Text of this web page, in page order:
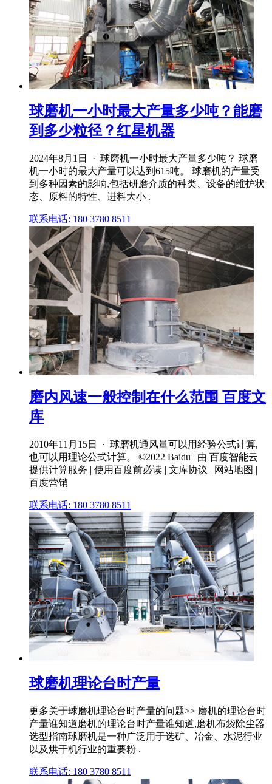
球磨机一小时最大产量多少吨？能磨
到多少粒径？红星机器
2024年8月1日 · 球磨机一小时最大产量多少吨？ 球磨
机一小时的最大产量可以达到615吨。 球磨机的产量受
到多种因素的影响,包括研磨介质的种类、设备的维护状
态、原料的特性、进料大小 .
联系电话: 180 3780 8511
磨内风速一般控制在什么范围 百度文
库
2010年11月15日 · 球磨机通风量可以用经验公式计算,
也可以用理论公式计算。 ©2022 Baidu | 由 百度智能云
提供计算服务 | 使用百度前必读 | 文库协议 | 网站地图 |
百度营销
联系电话: 180 3780 8511
球磨机理论台时产量
更多关于球磨机理论台时产量的问题>> 磨机的理论台时
产量谁知道磨机的理论台时产量谁知道,磨机布袋除尘器
选型指南球磨机是一种广泛用于选矿、冶金、水泥行业
以及烘干机行业的重要粉 .
联系电话: 180 3780 8511